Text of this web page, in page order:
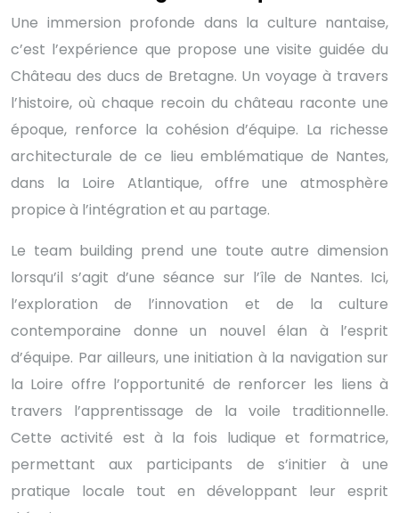
Une immersion profonde dans la culture nantaise,
c’est l’expérience que propose une visite guidée du
Château des ducs de Bretagne. Un voyage à travers
l’histoire, où chaque recoin du château raconte une
époque, renforce la cohésion d’équipe. La richesse
architecturale de ce lieu emblématique de Nantes,
dans la Loire Atlantique, offre une atmosphère
propice à l’intégration et au partage.
Le team building prend une toute autre dimension
lorsqu’il s’agit d’une séance sur l’île de Nantes. Ici,
l’exploration de l’innovation et de la culture
contemporaine donne un nouvel élan à l’esprit
d’équipe. Par ailleurs, une initiation à la navigation sur
la Loire offre l’opportunité de renforcer les liens à
travers l’apprentissage de la voile traditionnelle.
Cette activité est à la fois ludique et formatrice,
permettant aux participants de s’initier à une
pratique locale tout en développant leur esprit